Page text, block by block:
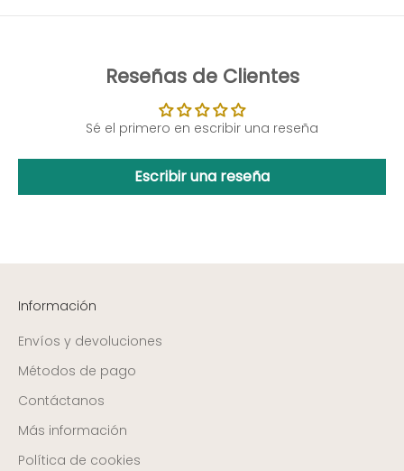
Reseñas de Clientes
Sé el primero en escribir una reseña
Escribir una reseña
Información
Envíos y devoluciones
Métodos de pago
Contáctanos
Más información
Política de cookies